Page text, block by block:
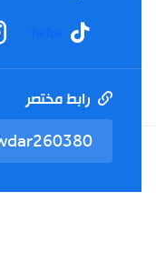
اتصل بنا
TikTok
رابط مختصر